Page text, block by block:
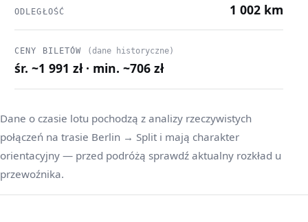
ODLEGŁOŚĆ 1 002 km
CENY BILETÓW (dane historyczne)
śr. ~1 991 zł · min. ~706 zł
Dane o czasie lotu pochodzą z analizy rzeczywistych
połączeń na trasie Berlin → Split i mają charakter
orientacyjny — przed podróżą sprawdź aktualny rozkład u
przewoźnika.